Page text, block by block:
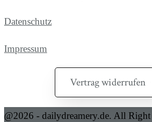
Datenschutz
Impressum
Vertrag widerrufen
@2026 - dailydreamery.de. All Right